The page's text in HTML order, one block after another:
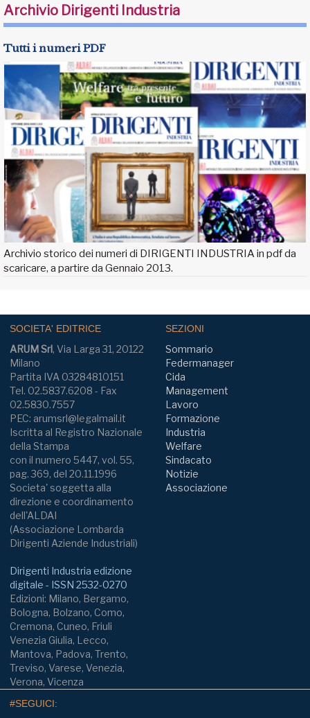
Archivio Dirigenti Industria
Tutti i numeri PDF
Archivio storico dei numeri di DIRIGENTI INDUSTRIA in pdf da
scaricare, a partire da Gennaio 2013.
SOCIETA' EDITRICE
ARUM Srl, Via Larga 31, 20122
Milano
Partita IVA 03284810151
Tel. 02.5837.6208 - Fax
02.5830.7557
PEC: arumsrl@legalmail.it
Iscritta al Registro Nazionale
della Stampa
con il numero 5447, vol. 55,
pag. 369, del 20.11.1996
Societa' soggetta alla
direzione e coordinamento
dell'ALDAI
(Associazione Lombarda
Dirigenti Aziende Industriali)
Dirigenti Industria edizione
digitale - ISSN 2532-0270
Edizioni: Milano, Bergamo,
Bologna, Bolzano, Como,
Cremona, Cuneo, Friuli
Venezia Giulia, Lecco,
Mantova, Padova, Trento,
Treviso, Varese, Venezia,
Verona, Vicenza
SEZIONI
Sommario
Federmanager
Cida
Management
Lavoro
Formazione
Industria
Welfare
Sindacato
Notizie
Associazione
#SEGUICI: